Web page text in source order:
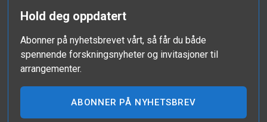
Hold deg oppdatert
Abonner på nyhetsbrevet vårt, så får du både
spennende forskningsnyheter og invitasjoner til
arrangementer.
ABONNER PÅ NYHETSBREV